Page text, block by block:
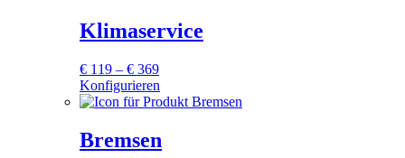
weist
mehrere
auf.
Die
Optionen
auf
der
Klimaservice
€ 119 – € 369Preisspanne:
€ 119
bis
Konfigurieren
Dieses
weist
mehrere
Bremsen